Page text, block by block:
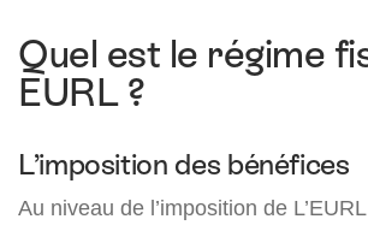
Quel est le régime
EURL ?
L’imposition des bénéfices
Au niveau de l’imposition de